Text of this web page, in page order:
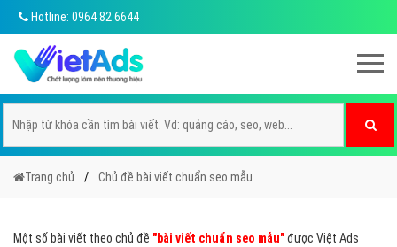
Hotline: 0964 82 6644
Trang chủ Chủ đề bài viết chuẩn seo mẫu
Một số bài viết theo chủ đề "bài viết chuẩn seo mẫu"được Việt Ads